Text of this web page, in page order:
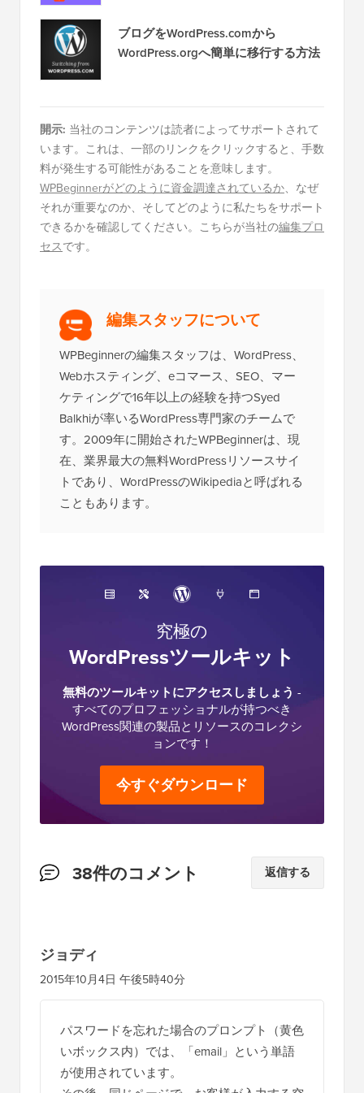
ブログをWordPress.comから
WordPress.orgへ簡単に移行する方法
開示: 当社のコンテンツは読者によってサポートされて
います。これは、一部のリンクをクリックすると、手数
料が発生する可能性があることを意味します。
WPBeginnerがどのように資金調達されているか、なぜ
それが重要なのか、そしてどのように私たちをサポート
できるかを確認してください。こちらが当社の編集プロ
セスです。
編集スタッフについて
WPBeginnerの編集スタッフは、WordPress、
Webホスティング、eコマース、SEO、マー
ケティングで16年以上の経験を持つSyed
Balkhiが率いるWordPress専門家のチームで
す。2009年に開始されたWPBeginnerは、現
在、業界最大の無料WordPressリソースサイ
トであり、WordPressのWikipediaと呼ばれる
こともあります。
究極の
WordPressツールキット
無料のツールキットにアクセスしましょう -
すべてのプロフェッショナルが持つべき
WordPress関連の製品とリソースのコレクシ
ョンです！
今すぐダウンロード
読
の
イ
ン
38件のコメント 返信する
ジョディ
2015年10月4日 午後5時40分
パスワードを忘れた場合のプロンプト（黄色
いボックス内）では、「email」という単語
が使用されています。